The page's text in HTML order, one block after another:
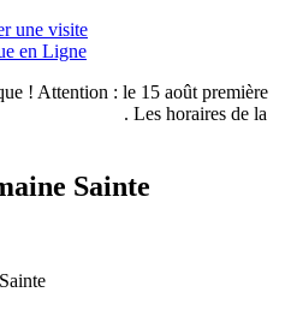
une visite
en Ligne
! Attention : le 15 août première
. Les horaires de la
Sainte